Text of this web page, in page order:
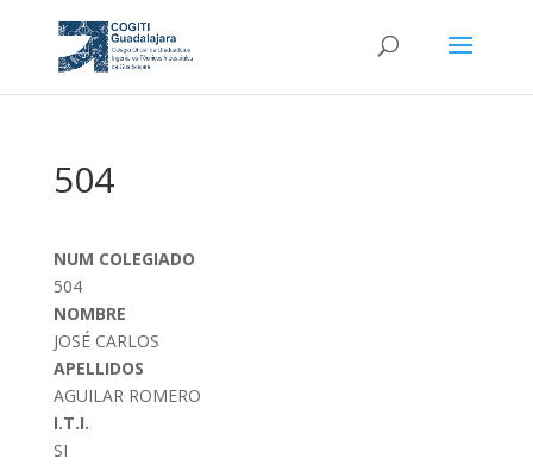
504
NUM COLEGIADO
504
NOMBRE
JOSÉ CARLOS
APELLIDOS
AGUILAR ROMERO
I.T.I.
SI